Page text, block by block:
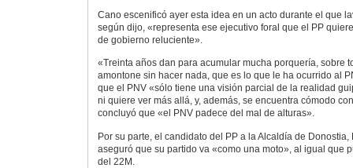
Cano escenificó ayer esta idea en un acto durante el que
según dijo, «representa ese ejecutivo foral que el PP
de gobierno reluciente».
«Treinta años dan para acumular mucha porquería, sobre
amontone sin hacer nada, que es lo que le ha ocurrido al
que el PNV «sólo tiene una visión parcial de la realidad
ni quiere ver más allá, y, además, se encuentra cómodo
concluyó que «el PNV padece del mal de alturas».
Por su parte, el candidato del PP a la Alcaldía de
aseguró que su partido va «como una moto», al igual que
del 22M.